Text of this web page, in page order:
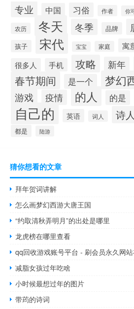
专业 中国 习俗 作者 你
农历 冬天 冬季 品牌
孩子 宋代 宝宝 家庭 寓
很多人 手机 攻略 新年
春节期间 是一个 梦幻
游戏 疫情 的人 的是
自己的 英语 词人 诗人
都是 陆游
猜你想看的文章
拜年贺词讲解
怎么画梦幻西游大唐王国
“约取清秋弄明月”的出处是哪里
龙虎榜在哪里查看
qq回收游戏账号平台 - 刷会员永久网
减脂女孩过年吃啥
小时候最想过年的图片
带荺的诗词